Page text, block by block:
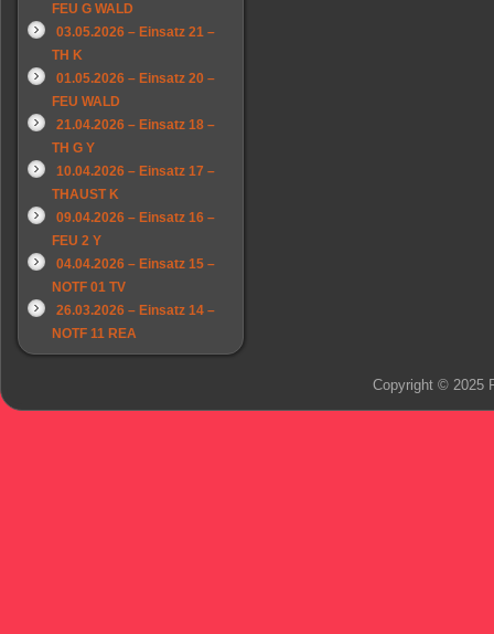
FEU G WALD
03.05.2026 – Einsatz 21 –
TH K
01.05.2026 – Einsatz 20 –
FEU WALD
21.04.2026 – Einsatz 18 –
TH G Y
10.04.2026 – Einsatz 17 –
THAUST K
09.04.2026 – Einsatz 16 –
FEU 2 Y
04.04.2026 – Einsatz 15 –
NOTF 01 TV
26.03.2026 – Einsatz 14 –
NOTF 11 REA
Copyright © 2025